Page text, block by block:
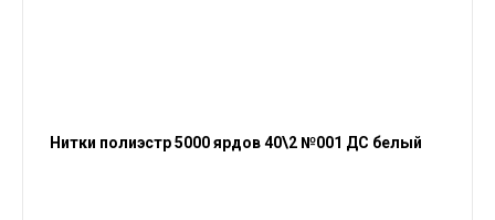
Нитки полиэстр 5000 ярдов 40\2 №001 ДС белый